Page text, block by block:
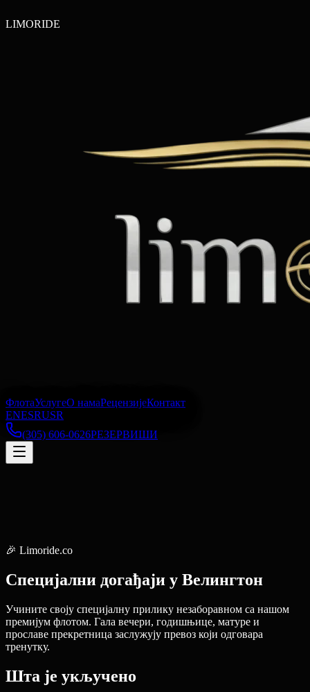
LIMORIDE
ФлотаУслугеО намаРецензијеКонтакт
ENESRUSR
(305) 606-0626РЕЗЕРВИШИ
🎉 Limoride.co
Специјални догађаји у Велингтон
Учините своју специјалну прилику незаборавном са нашом
премијум флотом. Гала вечери, годишњице, матуре и
прославе прекретница заслужују превоз који одговара
тренутку.
Шта је укључено